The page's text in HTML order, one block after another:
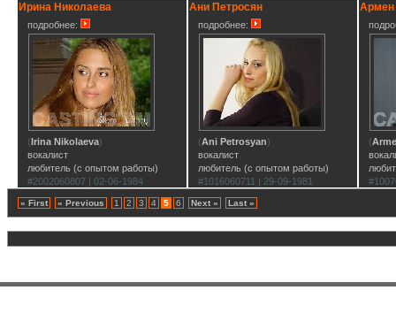
Ирина Николаева
подробнее:
(Irina Nikolaeva)
вокалист
любитель (с опытом работы)
#2002060807 | 02-06-1984
Ани Петросян
подробнее:
(Ani Petrosyan)
вокалист
любитель (с опытом работы)
#1016060711 | 29-09-1981
Армен
(
« First « Previous 1 2 3 4 5 6 Next » Last »